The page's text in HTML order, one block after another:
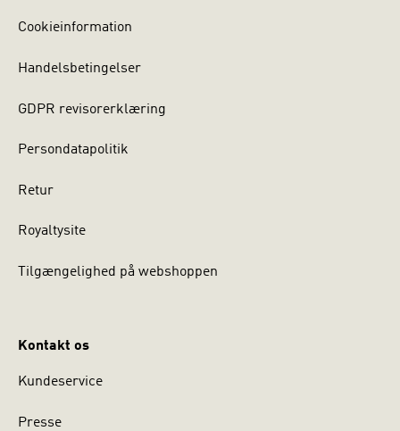
Cookieinformation
Handelsbetingelser
GDPR revisorerklæring
Persondatapolitik
Retur
Royaltysite
Tilgængelighed på webshoppen
Kontakt os
Kundeservice
Presse